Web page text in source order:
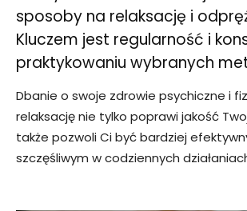
sposoby na relaksację i
Kluczem jest regularność i
praktykowaniu wybranych
Dbanie o swoje zdrowie psychiczne i
relaksację nie tylko poprawi jakość
także pozwoli Ci być bardziej
szczęśliwym w codziennych